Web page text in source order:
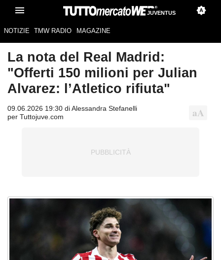
JUVENTUS
NOTIZIE TMW RADIO MAGAZINE
La nota del Real Madrid:
"Offerti 150 milioni per Julian
Alvarez: l’Atletico rifiuta"
09.06.2026 19:30 di Alessandra Stefanelli
per Tuttojuve.com